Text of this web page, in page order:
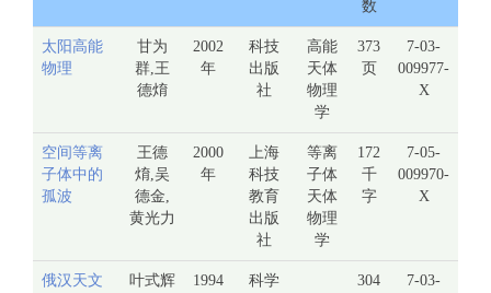
数
太阳高能
物理
甘为
群,王
德焴
2002
年
科技
出版
社
高能
天体
物理
学
373
页
7-03-
009977-
X
空间等离
子体中的
孤波
王德
焴,吴
德金,
黄光力
2000
年
上海
科技
教育
出版
社
等离
子体
天体
物理
学
172
千
字
7-05-
009970-
X
俄汉天文
叶式辉
1994
科学
304
7-03-